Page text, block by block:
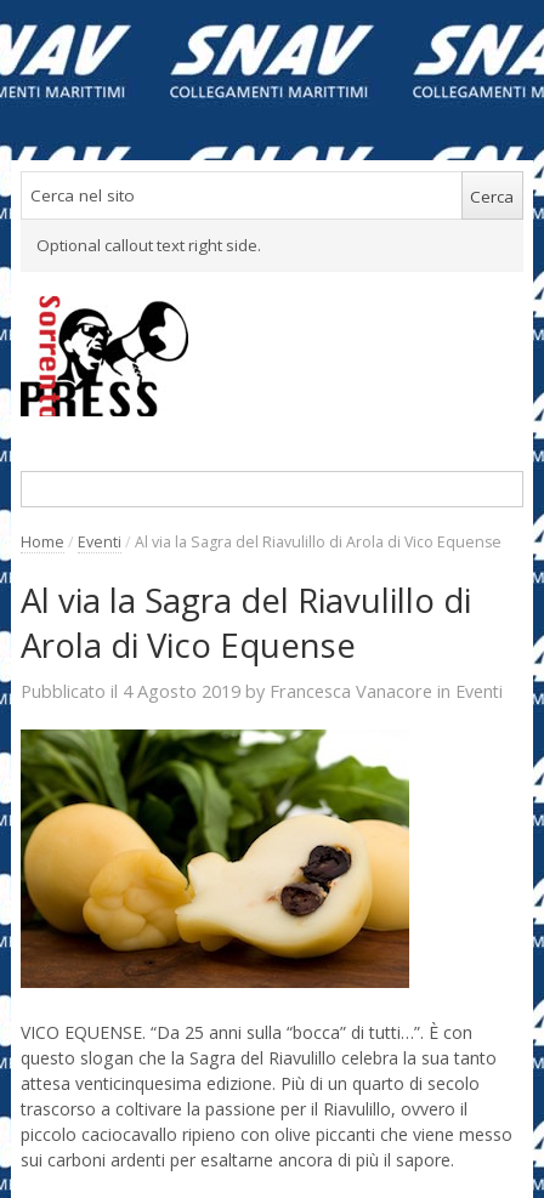
Optional callout text right side.
Home / Eventi / Al via la Sagra del Riavulillo di Arola di Vico Equense
Al via la Sagra del Riavulillo di
Arola di Vico Equense
Pubblicato il 4 Agosto 2019by Francesca Vanacore in Eventi
VICO EQUENSE. “Da 25 anni sulla “bocca” di tutti…”. È con
questo slogan che la Sagra del Riavulillo celebra la sua tanto
attesa venticinquesima edizione. Più di un quarto di secolo
trascorso a coltivare la passione per il Riavulillo, ovvero il
piccolo caciocavallo ripieno con olive piccanti che viene messo
sui carboni ardenti per esaltarne ancora di più il sapore.